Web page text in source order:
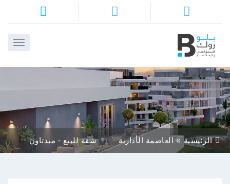
الرئيسية
العاصمة الأدارية
الجديدة
شقة للبيع - ميدتاون
سكاي